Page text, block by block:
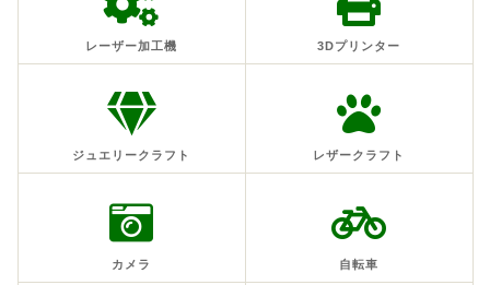
レーザー加工機 3Dプリンター
ジュエリークラフト レザークラフト
カメラ 自転車